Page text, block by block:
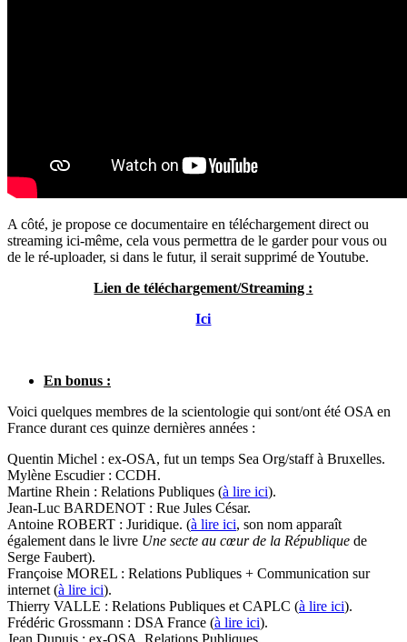
A côté, je propose ce documentaire en téléchargement direct ou
streaming ici-même, cela vous permettra de le garder pour vous ou
de le ré-uploader, si dans le futur, il serait supprimé de Youtube.
Lien de téléchargement/Streaming :
Ici
En bonus :
Voici quelques membres de la scientologie qui sont/ont été OSA en
France durant ces quinze dernières années :
Quentin Michel : ex-OSA, fut un temps Sea Org/staff à Bruxelles.
Mylène Escudier : CCDH.
Martine Rhein : Relations Publiques (à lire ici).
Jean-Luc BARDENOT : Rue Jules César.
Antoine ROBERT : Juridique. (à lire ici, son nom apparaît
également dans le livre Une secte au cœur de la République de
Serge Faubert).
Françoise MOREL : Relations Publiques + Communication sur
internet (à lire ici).
Thierry VALLE : Relations Publiques et CAPLC (à lire ici).
Frédéric Grossmann : DSA France (à lire ici).